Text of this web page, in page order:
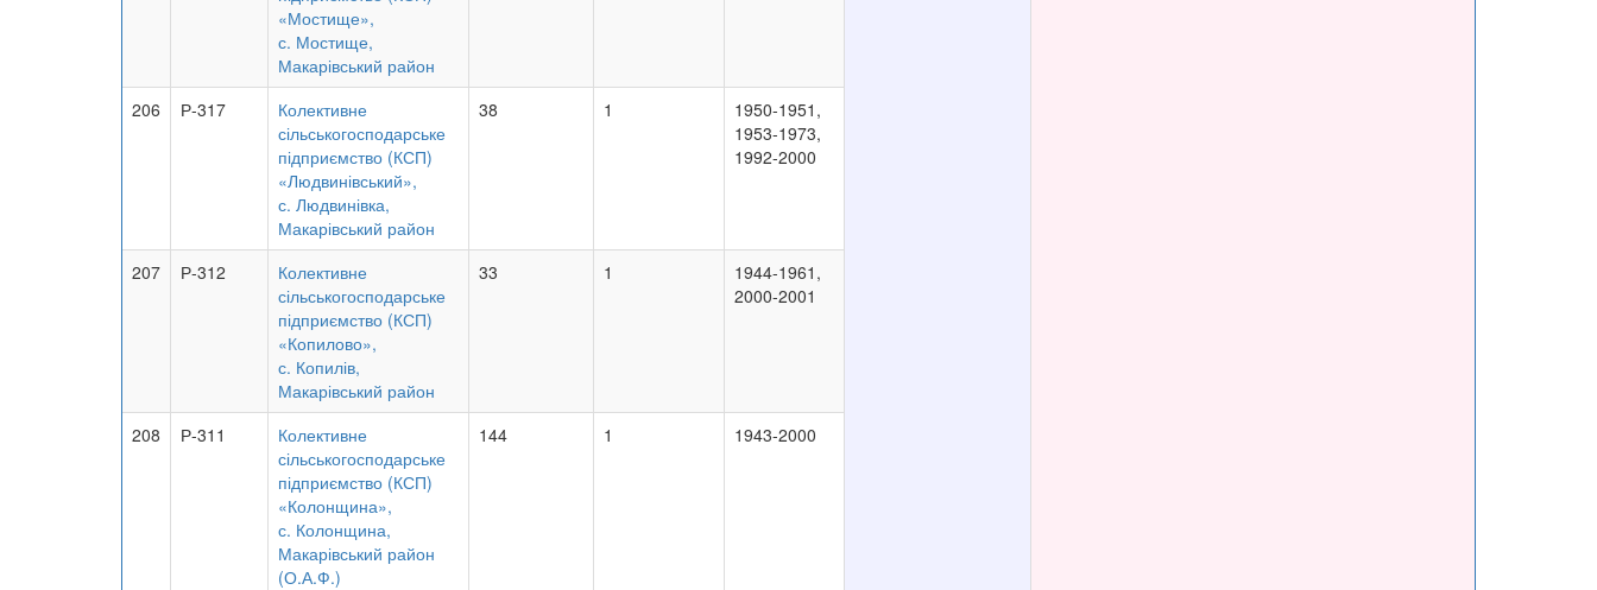
«Мостище»,
с. Мостище,
Макарівський район
206 Р-317
Колективне
сільськогосподарське
підприємство (КСП)
«Людвинівський»,
с. Людвинівка,
Макарівський район
38 1
1950-1951,
1953-1973,
1992-2000
207 Р-312
Колективне
сільськогосподарське
підприємство (КСП)
«Копилово»,
с. Копилів,
Макарівський район
33 1
1944-1961,
2000-2001
208 Р-311
Колективне
сільськогосподарське
підприємство (КСП)
«Колонщина»,
с. Колонщина,
Макарівський район
(О.А.Ф.)
144 1 1943-2000